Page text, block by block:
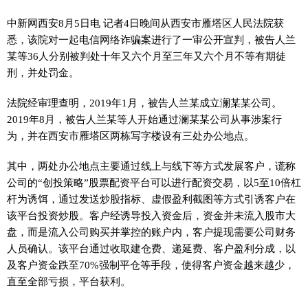
中新网西安8月5日电 记者4日晚间从西安市雁塔区人民法院获
悉，该院对一起电信网络诈骗案进行了一审公开宣判，被告人兰
某等36人分别被判处十年又六个月至三年又六个月不等有期徒
刑，并处罚金。
法院经审理查明，2019年1月，被告人兰某成立澜某某公司。
2019年8月，被告人兰某等人开始通过澜某某公司从事涉案行
为，并在西安市雁塔区两栋写字楼设有三处办公地点。
其中，两处办公地点主要通过线上与线下等方式发展客户，谎称
公司的“创投策略”股票配资平台可以进行配资交易，以5至10倍杠
杆为诱饵，通过发送炒股指标、虚假盈利截图等方式引诱客户在
该平台投资炒股。客户经诱导投入资金后，资金并未流入股市大
盘，而是流入公司购买并掌控的账户内，客户提现需要公司财务
人员确认。该平台通过收取建仓费、递延费、客户盈利分成，以
及客户资金跌至70%强制平仓等手段，使得客户资金越来越少，
直至全部亏损，平台获利。